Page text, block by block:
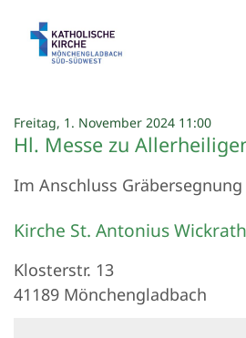
Freitag, 1. November 2024 11:00:
Hl. Messe zu
Im Anschluss
Kirche St. Antonius Wickrath
Klosterstr. 13
41189 Mönchengladbach